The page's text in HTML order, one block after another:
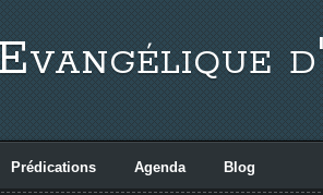
Prédications Agenda Blog